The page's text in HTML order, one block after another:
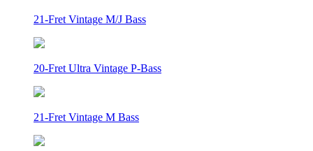
21-Fret Vintage M/J Bass
20-Fret Ultra Vintage P-Bass
21-Fret Vintage M Bass